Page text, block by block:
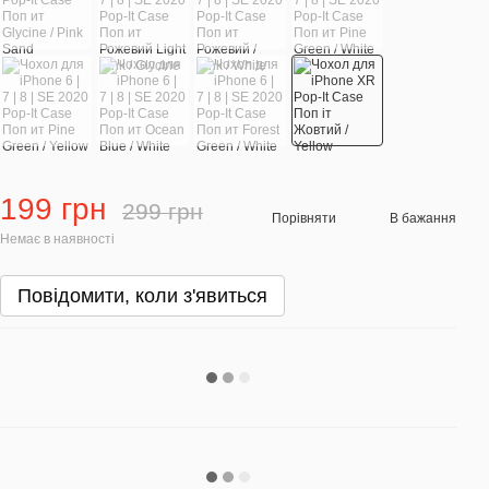
199 грн 299 грн
Немає в наявності
Порівняти В бажання
Повідомити, коли з'явиться